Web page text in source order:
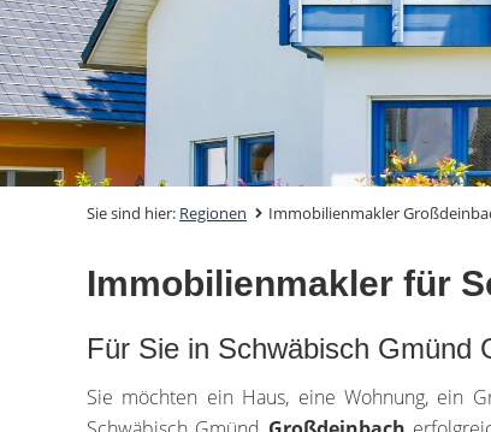
Sie sind hier: Regionen Immobilienmakler
Immobilienmakler für
Für Sie in Schwäbisch Gmünd
Sie möchten ein Haus, eine Wohnung, ein